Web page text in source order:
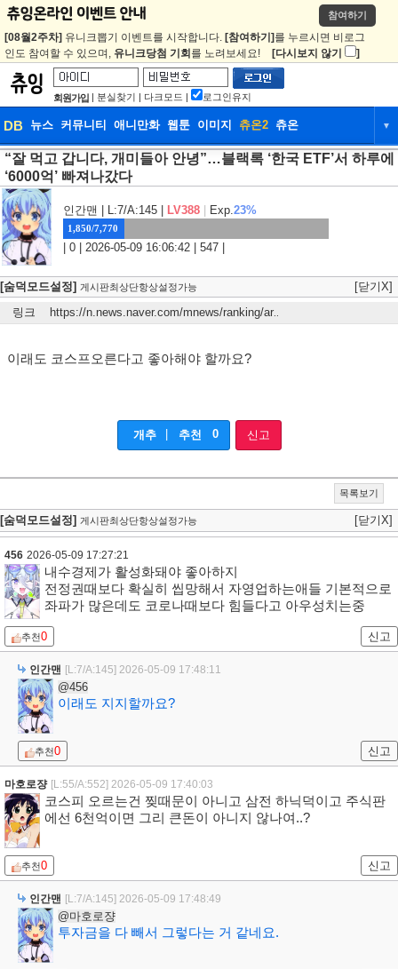
참여하기
[08월2주차] 유니크뽑기 이벤트를 시작합니다. [참여하기] 를 누르시면 비로그
인도 참여할 수 있으며, 유니크당첨 기회 를 노려보세요! [다시보지 않기 ]
회원가입 | 분실찾기 | 다크모드 | 로그인유지
DB 뉴스 커뮤니티 애니만화 웹툰 이미지 츄온2 츄온 ▼
DB 뉴스 커뮤니티 애니만화
웹툰
“잘 먹고 갑니다, 개미들아 안녕”…블랙록 ‘한국 ETF’서 하루에
‘6000억’ 빠져나갔다
인간맨 | L:7/A:145 | LV388 Exp.23%
1,850/7,770
| 0 | 2026-05-09 16:06:42 | 547 |
[숨덕모드설정] 게시판최상단항상설정가능
[닫기X]
링크
https://n.news.naver.com/mnews/ranking/ar
이래도 코스프오른다고 좋아해야 할까요?
개추 추천 0 신고
목록보기
[숨덕모드설정] 게시판최상단항상설정가능 [닫기X]
456 2026-05-09 17:27:21
내수경제가 활성화돼야 좋아하지
전정권때보다 확실히 씹망해서 자영업하는애들 기본적으로
좌파가 많은데도 코로나때보다 힘들다고 아우성치는중
추천0 신고
인간맨 [L:7/A:145] 2026-05-09 17:48:11
@456
이래도 지지할까요?
추천0 신고
마호로쟝 [L:55/A:552] 2026-05-09 17:40:03
코스피 오르는건 찢때문이 아니고 삼전 하닉덕이고 주식판
에선 6천억이면 그리 큰돈이 아니지 않나여..?
추천0 신고
인간맨 [L:7/A:145] 2026-05-09 17:48:49
@마호로쟝
투자금을 다 빼서 그렇다는 거 같네요.